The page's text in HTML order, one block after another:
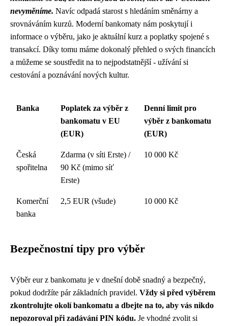
nevyměníme. Navíc odpadá starost s hledáním směnárny a
srovnáváním kurzů. Moderní bankomaty nám poskytují i
informace o výběru, jako je aktuální kurz a poplatky spojené s
transakcí. Díky tomu máme dokonalý přehled o svých financích
a můžeme se soustředit na to nejpodstatnější - užívání si
cestování a poznávání nových kultur.
Banka
Poplatek za výběr z
bankomatu v EU
(EUR)
Denní limit pro
výběr z bankomatu
(EUR)
Česká
spořitelna
Zdarma (v síti Erste) /
90 Kč (mimo síť
Erste)
10 000 Kč
Komerční
banka
2,5 EUR (všude) 10 000 Kč
Bezpečnostní tipy pro výběr
Výběr eur z bankomatu je v dnešní době snadný a bezpečný,
pokud dodržíte pár základních pravidel. Vždy si před výběrem
zkontrolujte okolí bankomatu a dbejte na to, aby vás nikdo
nepozoroval při zadávání PIN kódu. Je vhodné zvolit si